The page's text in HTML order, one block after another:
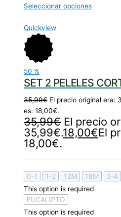
Seleccionar opciones
Quickview
50 %
SET 2 PELELES
35,99€ El precio original era:
es: 18,00€.
35,99€ El precio
35,99€.18,00€El
18,00€.
0-1 1-2 12M 18M 2-4
This option is required
EUCALIPTO
This option is required